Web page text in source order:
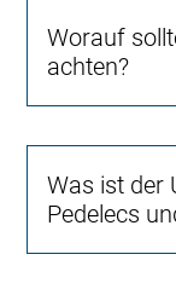
Worauf
achten?
Was ist der
Pedelecs